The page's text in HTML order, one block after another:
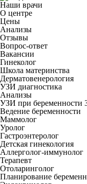
Наши врачи
О центре
Цены
Анализы
Отзывы
Вопрос-ответ
Вакансии
Гинеколог
Школа материнства
Дерматовенерология
УЗИ диагностика
Анализы
УЗИ при беременности
Ведение беременности
Маммолог
Уролог
Гастроэнтеролог
Детская гинекология
Аллерголог-иммунолог
Терапевт
Отоларинголог
Планирование